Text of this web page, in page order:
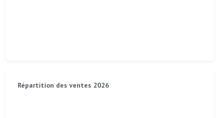
Répartition des ventes 2026